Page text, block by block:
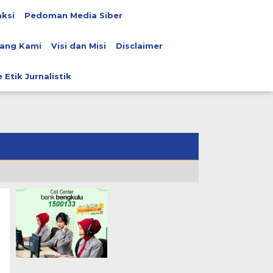
Pedoman Media Siber
Kami Visi dan Misi Disclaimer
Etik Jurnalistik